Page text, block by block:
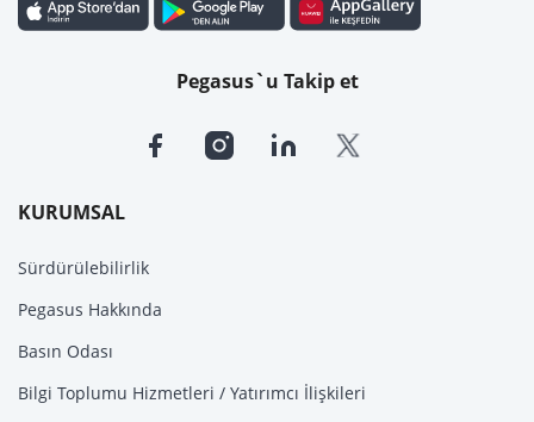
KURUMSAL
Sürdürülebilirlik
Pegasus Hakkında
Basın Odası
Bilgi Toplumu Hizmetleri / Yatırımcı İlişkileri
Pegasus`u Takip et